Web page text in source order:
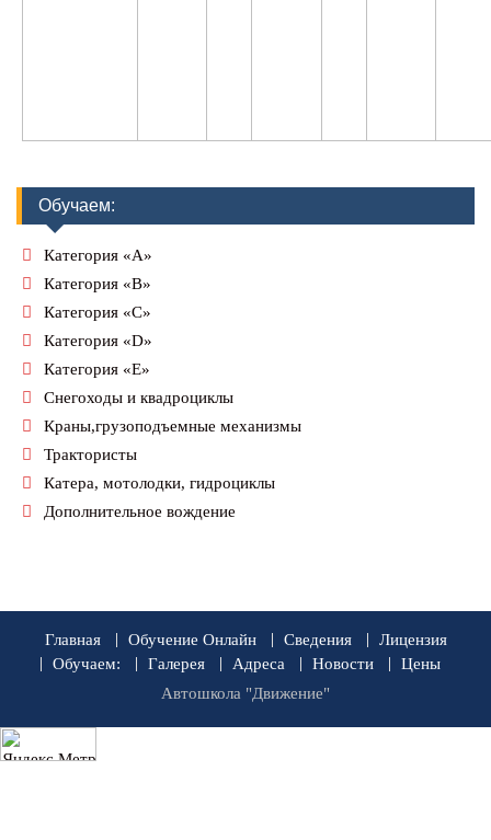
Обучаем:
Категория «А»
Категория «В»
Категория «С»
Категория «D»
Категория «Е»
Снегоходы и квадроциклы
Краны,грузоподъемные механизмы
Трактористы
Катера, мотолодки, гидроциклы
Дополнительное вождение
Главная Обучение Онлайн Сведения
Лицензия
Обучаем:
Галерея Адреса Новости
Цены
Автошкола "Движение"